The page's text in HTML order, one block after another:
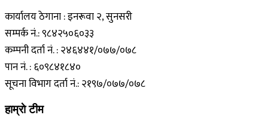
कार्यालय ठेगाना : इनरूवा २, सुनसरी
सम्पर्क नं.: ९८४२५०६०३३
कम्पनी दर्ता नं. : २४६४४१/०७७/०७८
पान नं. : ६०९८४१८४०
सूचना विभाग दर्ता नं.: २१९७/०७७/०७८
हाम्राे टीम